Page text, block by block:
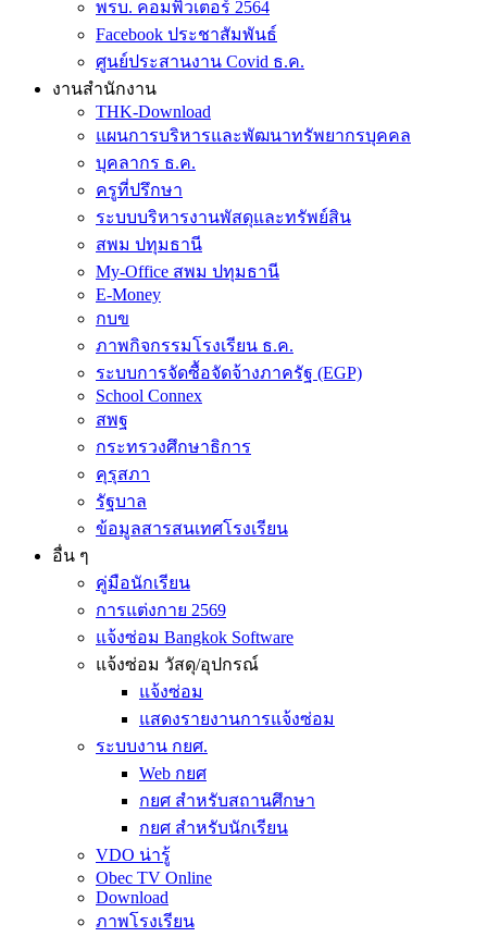
พรบ. คอมพิวเตอร์ 2564
Facebook ประชาสัมพันธ์
ศูนย์ประสานงาน Covid ธ.ค.
งานสำนักงาน
THK-Download
แผนการบริหารและพัฒนาทรัพยากรบุคคล
บุคลากร ธ.ค.
ครูที่ปรึกษา
ระบบบริหารงานพัสดุและทรัพย์สิน
สพม ปทุมธานี
My-Office สพม ปทุมธานี
E-Money
กบข
ภาพกิจกรรมโรงเรียน ธ.ค.
ระบบการจัดซื้อจัดจ้างภาครัฐ (EGP)
School Connex
สพฐ
กระทรวงศึกษาธิการ
คุรุสภา
รัฐบาล
ข้อมูลสารสนเทศโรงเรียน
อื่น ๆ
คู่มือนักเรียน
การแต่งกาย 2569
แจ้งซ่อม Bangkok Software
แจ้งซ่อม วัสดุ/อุปกรณ์
แจ้งซ่อม
แสดงรายงานการแจ้งซ่อม
ระบบงาน กยศ.
Web กยศ
กยศ สำหรับสถานศึกษา
กยศ สำหรับนักเรียน
VDO น่ารู้
Obec TV Online
Download
ภาพโรงเรียน